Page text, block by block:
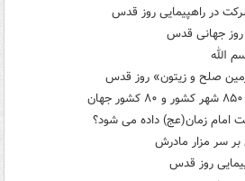
در راهپیمایی روز قدس
روز جهانی قدس
الله
صلح و زیتون» روز قدس
امام زمان(عج) داده می شود؟
سر مزار مادرش
روز قدس